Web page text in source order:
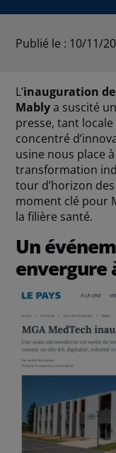
Publié le : 10/11/
L’inauguration
Mablya suscité
presse, tant
concentré
usine nous place
transformation
tour d’horizon
moment clé pour
la filière santé.
Un
envergure